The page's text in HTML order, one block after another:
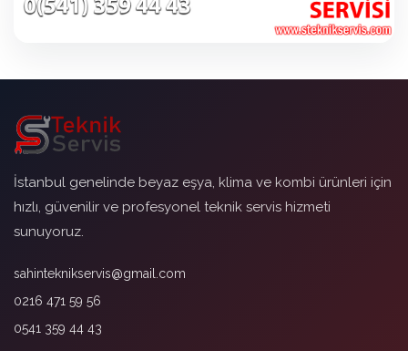
İstanbul genelinde beyaz eşya, klima ve kombi ürünleri için
hızlı, güvenilir ve profesyonel teknik servis hizmeti
sunuyoruz.
sahinteknikservis@gmail.com
0216 471 59 56
0541 359 44 43